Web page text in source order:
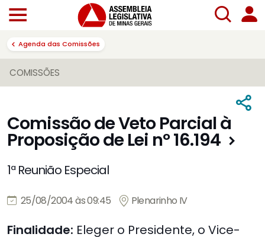
Agenda das Comissões
COMISSÕES
Comissão de Veto Parcial à
Proposição de Lei nº 16.194
1ª Reunião Especial
25/08/2004 às 09:45 Plenarinho IV
Finalidade: Eleger o Presidente, o Vice-